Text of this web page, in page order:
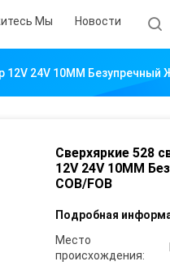
Мы Новости
12V 24V 10MM
Сверхяркие 528
12V 24V 10MM
COB/FOB
Подробная
Место
происхождения: